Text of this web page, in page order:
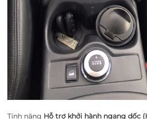
Tính năng Hỗ trợ khởi hành ngang dốc